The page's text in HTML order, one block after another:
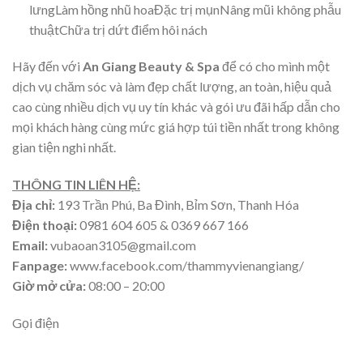
lưngLàm hồng nhũ hoaĐặc trị mụnNâng mũi không phẫu
thuậtChữa trị dứt điểm hôi nách
Hãy đến với An Giang Beauty & Spa để có cho mình một
dịch vụ chăm sóc và làm đẹp chất lượng, an toàn, hiệu quả
cao cùng nhiều dịch vụ uy tín khác và gói ưu đãi hấp dẫn cho
mọi khách hàng cùng mức giá hợp túi tiền nhất trong không
gian tiện nghi nhất.
THÔNG TIN LIÊN HỆ:
Địa chỉ: 193 Trần Phú, Ba Đình, Bỉm Sơn, Thanh Hóa
Điện thoại:0981 604 605 & 0369 667 166
Email:vubaoan3105@gmail.com
Fanpage:www.facebook.com/thammyvienangiang/
Giờ mở cửa:08:00 – 20:00
Gọi điện